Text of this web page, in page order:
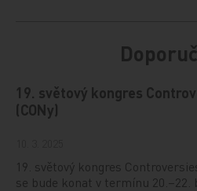
19. světový kongres
(CONy)
19. světový kongres
se bude konat v termínu 20.–22.